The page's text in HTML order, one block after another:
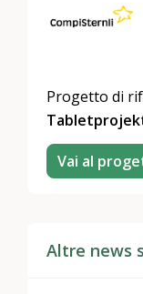
Progetto di
Vai al
Altre news